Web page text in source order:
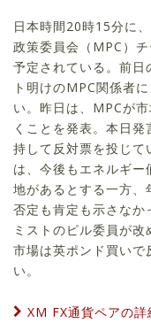
日本時間20時15分に
政策委員会（MPC）
予定されている。前日
ト明けのMPC関係者
い。昨日は、MPCが
くことを発表。本日
持して反対票を投じ
は、今後もエネルギ
地があるとする一方
否定も肯定も示さなか
ミストのピル委員が改
市場は英ポンド買いで
い。
XM FX通貨ペアの詳